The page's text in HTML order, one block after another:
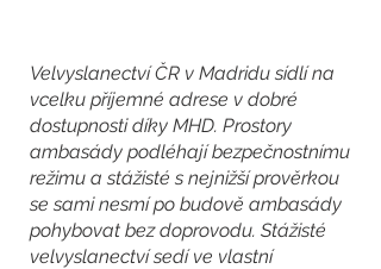
Velvyslanectví ČR v Madridu sídlí na
vcelku příjemné adrese v dobré
dostupnosti díky MHD. Prostory
ambasády podléhají bezpečnostnímu
režimu a stážisté s nejnižší prověrkou
se sami nesmí po budově ambasády
pohybovat bez doprovodu. Stážisté
velvyslanectví sedí ve vlastní